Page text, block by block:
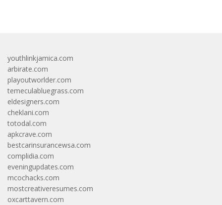
youthlinkjamica.com
arbirate.com
playoutworlder.com
temeculabluegrass.com
eldesigners.com
cheklani.com
totodal.com
apkcrave.com
bestcarinsurancewsa.com
complidia.com
eveningupdates.com
mcochacks.com
mostcreativeresumes.com
oxcarttavern.com